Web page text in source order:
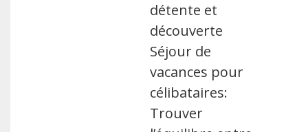
détente et
découverte
Séjour de
vacances pour
célibataires:
Trouver